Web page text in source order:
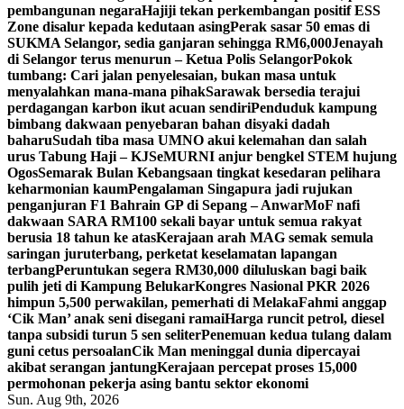
pembangunan negaraHajiji tekan perkembangan positif ESS
Zone disalur kepada kedutaan asingPerak sasar 50 emas di
SUKMA Selangor, sedia ganjaran sehingga RM6,000Jenayah
di Selangor terus menurun – Ketua Polis SelangorPokok
tumbang: Cari jalan penyelesaian, bukan masa untuk
menyalahkan mana-mana pihakSarawak bersedia terajui
perdagangan karbon ikut acuan sendiriPenduduk kampung
bimbang dakwaan penyebaran bahan disyaki dadah
baharuSudah tiba masa UMNO akui kelemahan dan salah
urus Tabung Haji – KJSeMURNI anjur bengkel STEM hujung
OgosSemarak Bulan Kebangsaan tingkat kesedaran pelihara
keharmonian kaumPengalaman Singapura jadi rujukan
penganjuran F1 Bahrain GP di Sepang – AnwarMoF nafi
dakwaan SARA RM100 sekali bayar untuk semua rakyat
berusia 18 tahun ke atasKerajaan arah MAG semak semula
saringan juruterbang, perketat keselamatan lapangan
terbangPeruntukan segera RM30,000 diluluskan bagi baik
pulih jeti di Kampung BelukarKongres Nasional PKR 2026
himpun 5,500 perwakilan, pemerhati di MelakaFahmi anggap
‘Cik Man’ anak seni disegani ramaiHarga runcit petrol, diesel
tanpa subsidi turun 5 sen seliterPenemuan kedua tulang dalam
guni cetus persoalanCik Man meninggal dunia dipercayai
akibat serangan jantungKerajaan percepat proses 15,000
permohonan pekerja asing bantu sektor ekonomi
Sun. Aug 9th, 2026